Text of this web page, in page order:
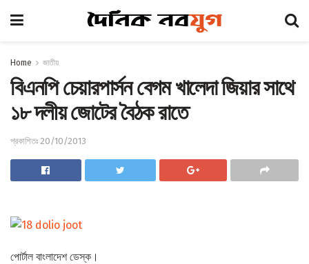
Home জাতীয়
বিএনপি চেয়ারপার্সন বেগম খালেদা জিয়ার সাথে
১৮ দলীয় জোটের বৈঠক রাতে
প্রকাশিতঃ 20/10/2013
পোর্টাল বাংলাদেশ ডেস্ক।